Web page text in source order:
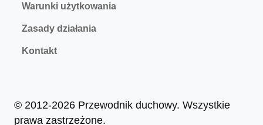
Warunki użytkowania
Zasady działania
Kontakt
© 2012-2026 Przewodnik duchowy. Wszystkie
prawa zastrzeżone.